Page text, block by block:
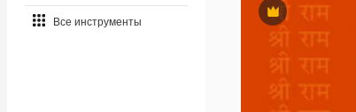
Все инструменты
Премиум